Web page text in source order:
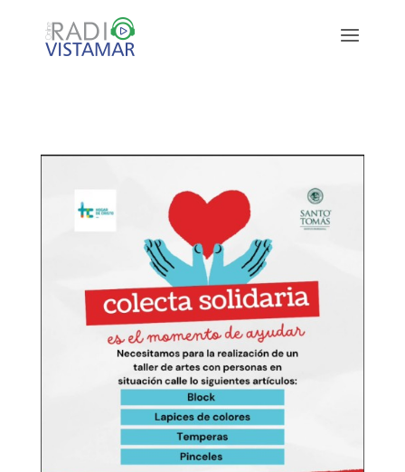
http://www.radiovistamar.cl/